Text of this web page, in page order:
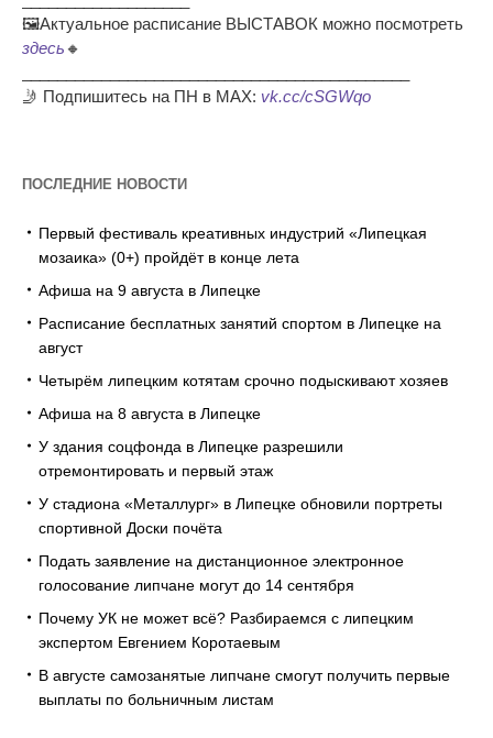
🖼Актуальное расписание ВЫСТАВОК можно посмотреть
здесь🔸
🤳 Подпишитесь на ПН в МАХ: vk.cc/cSGWqo
ПОСЛЕДНИЕ НОВОСТИ
Первый фестиваль креативных индустрий «Липецкая
мозаика» (0+) пройдёт в конце лета
Афиша на 9 августа в Липецке
Расписание бесплатных занятий спортом в Липецке на
август
Четырём липецким котятам срочно подыскивают хозяев
Афиша на 8 августа в Липецке
У здания соцфонда в Липецке разрешили
отремонтировать и первый этаж
У стадиона «Металлург» в Липецке обновили портреты
спортивной Доски почёта
Подать заявление на дистанционное электронное
голосование липчане могут до 14 сентября
Почему УК не может всё? Разбираемся с липецким
экспертом Евгением Коротаевым
В августе самозанятые липчане смогут получить первые
выплаты по больничным листам